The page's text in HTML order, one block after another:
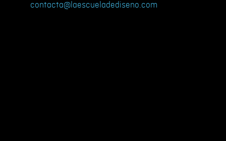
contacta@laescueladediseno.com